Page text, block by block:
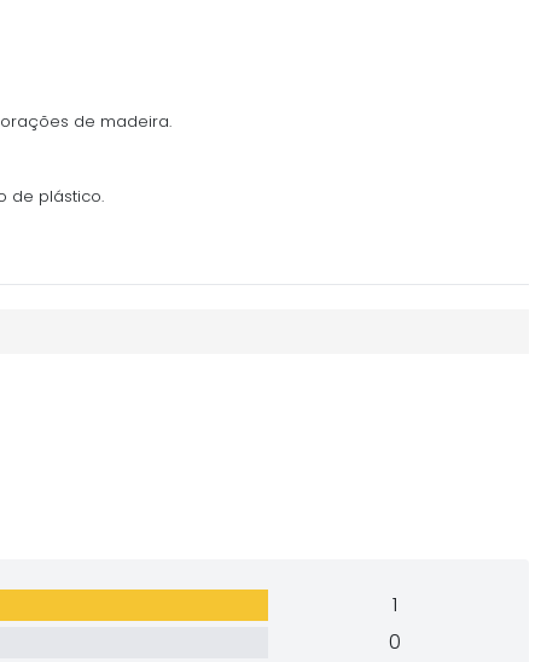
de madeira.
de plástico.
1
0